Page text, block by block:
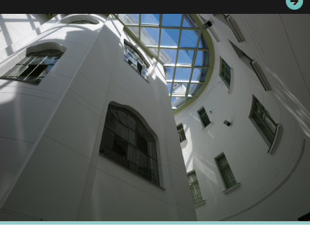
ELÉRHETŐSÉG
PALOTASÉTÁK ÉS VEZETÉSEK
KÖZÉRDEKŰ ADATOK